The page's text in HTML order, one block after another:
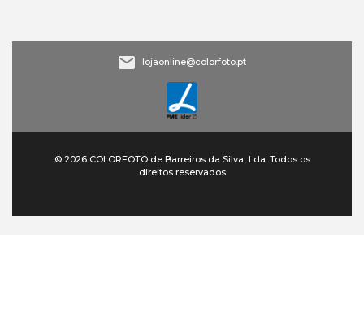
lojaonline@colorfoto.pt
© 2026 COLORFOTO de Barreiros da Silva, Lda. Todos os
direitos reservados